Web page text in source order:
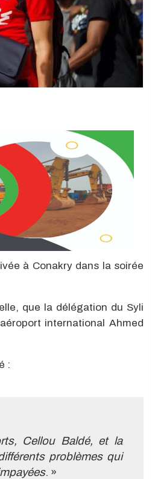
à Conakry dans la soirée
que la délégation du Syli
international Ahmed
:
Cellou Baldé, et la
problèmes qui
. »